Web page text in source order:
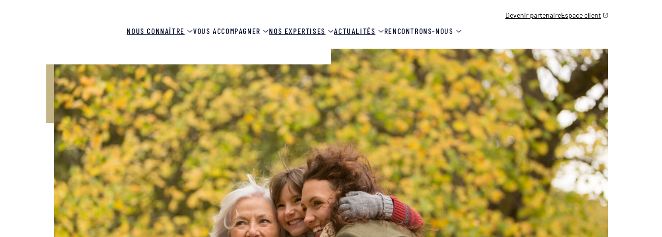
NOUS CONNAÎTRE VOUS ACCOMPAGNER NOS EXPERTISES ACTUALITÉS RENCONTRONS-NOUS
Devenir partenaireEspace client